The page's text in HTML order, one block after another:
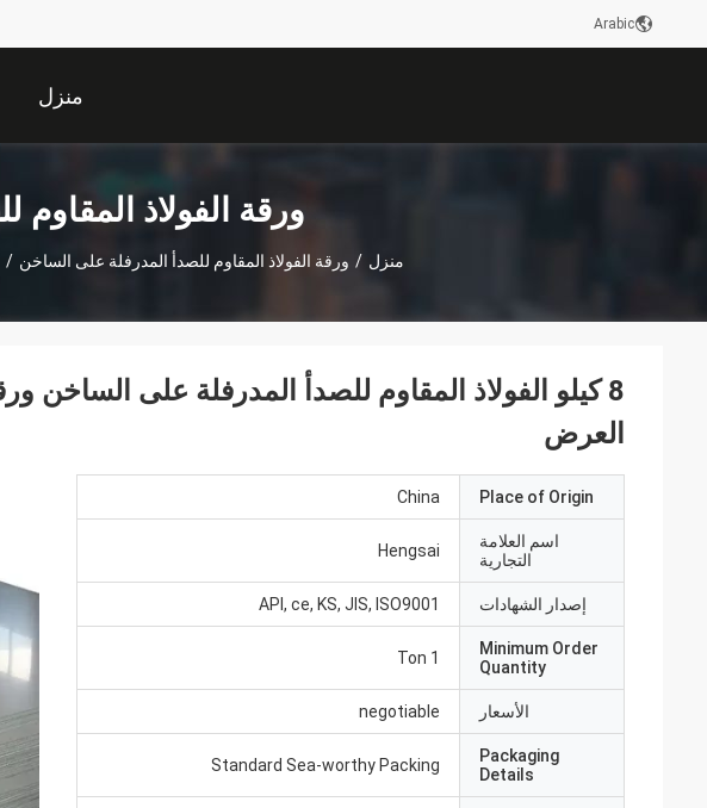
Arabic
منزل
ورقة الفولاذ
منزل / ورقة الفولاذ المقاوم للصدأ المدرفلة على الساخن /
العرض
Place of Origin
China
اسم العلامة
التجارية
Hengsai
إصدار الشهادات API, ce, KS, JIS, ISO9001
Minimum Order
Quantity
1 Ton
الأسعار negotiable
Packaging
Details
Standard Sea-worthy Packing